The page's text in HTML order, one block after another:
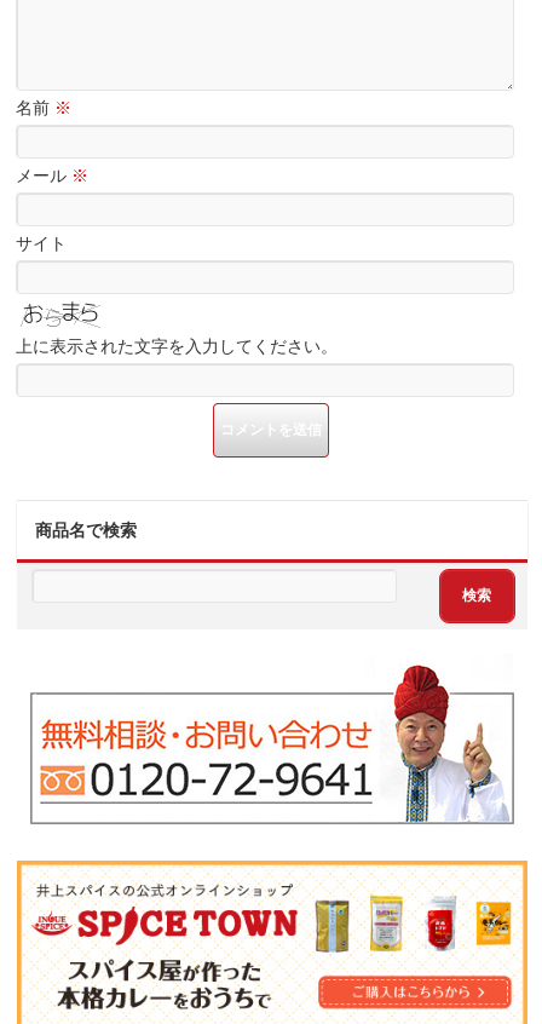
名前 ※
メール ※
サイト
上に表示された文字を入力してください。
商品名で検索